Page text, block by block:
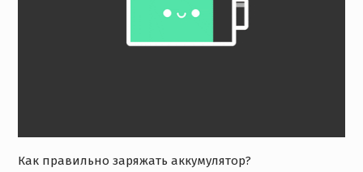
Как правильно заряжать аккумулятор?